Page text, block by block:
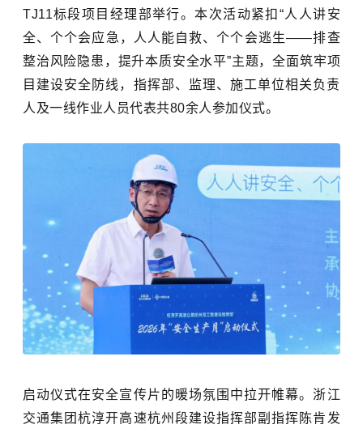
TJ11标段项目经理部举行。本次活动紧扣 “人人讲安
全、个个会应急，人人能自救、个个会逃生——排查
整治风险隐患，提升本质安全水平”主题，全面筑牢项
目建设安全防线，指挥部、监理、施工单位相关负责
人及一线作业人员代表共80余人参加仪式。
启动仪式在安全宣传片的暖场氛围中拉开帷幕。 浙江
交通集团杭淳开高速杭州段建设指挥部副指挥陈肯 发